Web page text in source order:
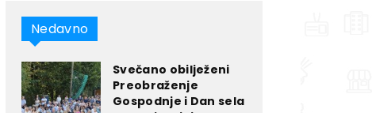
Nedavno
Svečano obilježeni
Preobraženje
Gospodnje i Dan sela